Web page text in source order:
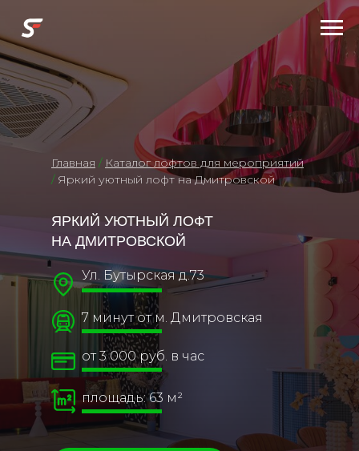
ЯРКИЙ УЮТНЫЙ ЛОФТ
НА ДМИТРОВСКОЙ
Ул. Бутырская д.73
7 минут от м. Дмитровская
от 3 000 руб. в час
площадь: 63 м²
Главная / Каталог лофтов для мероприятий
/ Яркий уютный лофт на Дмитровской